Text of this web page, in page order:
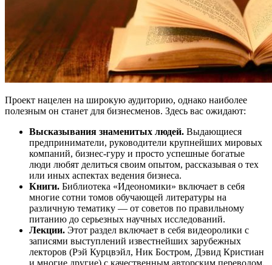
Проект нацелен на широкую аудиторию, однако наиболее
полезным он станет для бизнесменов. Здесь вас ожидают:
Высказывания знаменитых людей. Выдающиеся
предприниматели, руководители крупнейших мировых
компаний, бизнес-гуру и просто успешные богатые
люди любят делиться своим опытом, рассказывая о тех
или иных аспектах ведения бизнеса.
Книги. Библиотека «Идеономики» включает в себя
многие сотни томов обучающей литературы на
различную тематику — от советов по правильному
питанию до серьезных научных исследований.
Лекции. Этот раздел включает в себя видеоролики с
записями выступлений известнейших зарубежных
лекторов (Рэй Курцвэйл, Ник Бостром, Дэвид Кристиан